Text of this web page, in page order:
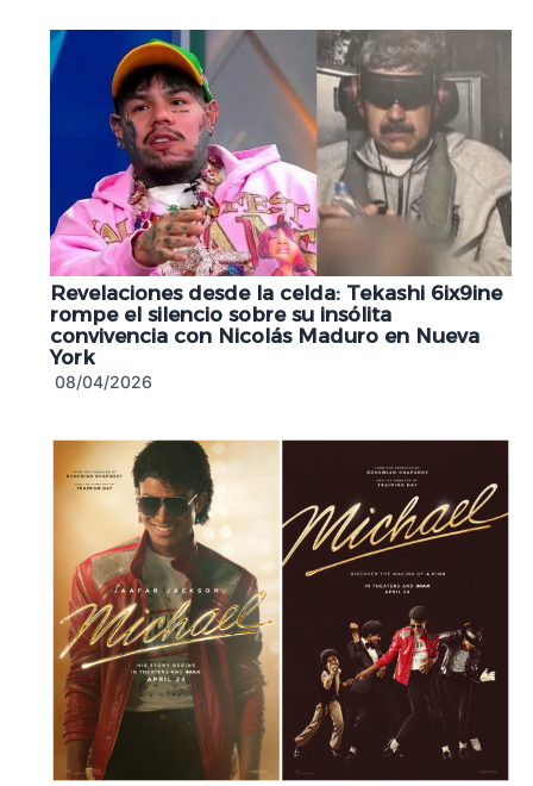
Revelaciones desde la celda: Tekashi 6ix9ine
rompe el silencio sobre su insólita
convivencia con Nicolás Maduro en Nueva
York
08/04/2026